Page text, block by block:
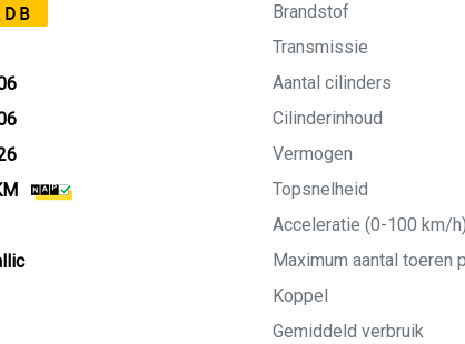
Brandstof
Transmissie
Aantal cilinders
Cilinderinhoud
Vermogen
Topsnelheid
Acceleratie (0-100 km/h)
Maximum aantal toeren
Koppel
Gemiddeld verbruik